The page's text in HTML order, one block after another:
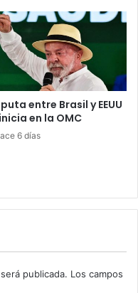
entre Brasil y EEUU
en la OMC
6 días
publicada. Los campos